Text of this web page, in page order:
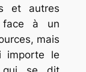
et autres
face à un
mais
importe le